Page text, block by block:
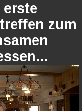
erste
zum